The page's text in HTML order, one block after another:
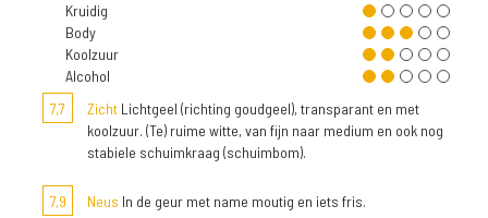
Kruidig
Body
Koolzuur
Alcohol
7,7
Zicht Lichtgeel (richting goudgeel), transparant en met
koolzuur. (Te) ruime witte, van fijn naar medium en ook nog
stabiele schuimkraag (schuimbom).
7,9 Neus In de geur met name moutig en iets fris.